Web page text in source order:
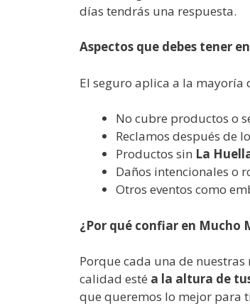
días tendrás una respuesta.
Aspectos que debes tener
El seguro aplica a la mayoría
No cubre productos o
Reclamos después de
Productos sin La
Daños intencionales o
Otros eventos como
¿Por qué confiar en Mucho
Porque cada una de
calidad esté a la altura de
que queremos lo mejor para